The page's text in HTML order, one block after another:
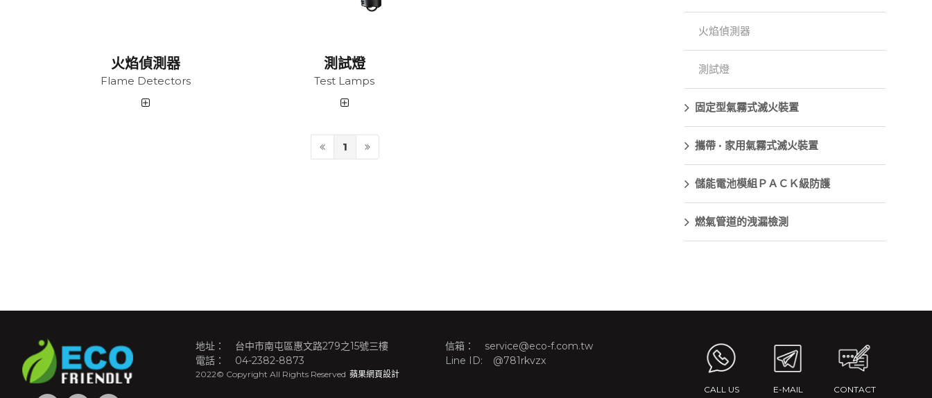
火焰偵測器
Flame Detectors
測試燈
Test Lamps
1
火焰偵測器
測試燈
固定型氣霧式滅火裝置
攜帶 · 家用氣霧式滅火裝置
儲能電池模組ＰＡＣＫ級防護
燃氣管道的洩漏檢測
地址： 台中市南屯區惠文路279之15號三樓 信箱：
service@eco-f.com.tw
電話：
04-2382-8873 Line ID: @781rkvzx
2022© Copyright All Rights Reserved 蘋果網頁設計
CALL US
E-MAIL CONTACT